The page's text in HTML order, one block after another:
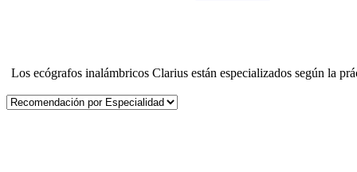
Los ecógrafos inalámbricos Clarius están especializados según la